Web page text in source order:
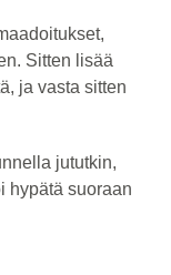
Sitten lisää
ja vasta sitten
jututkin,
hypätä suoraan